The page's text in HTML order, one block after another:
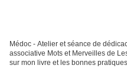
Médoc - Atelier et séance de
associative Mots et Merveilles de
sur mon livre et les bonnes